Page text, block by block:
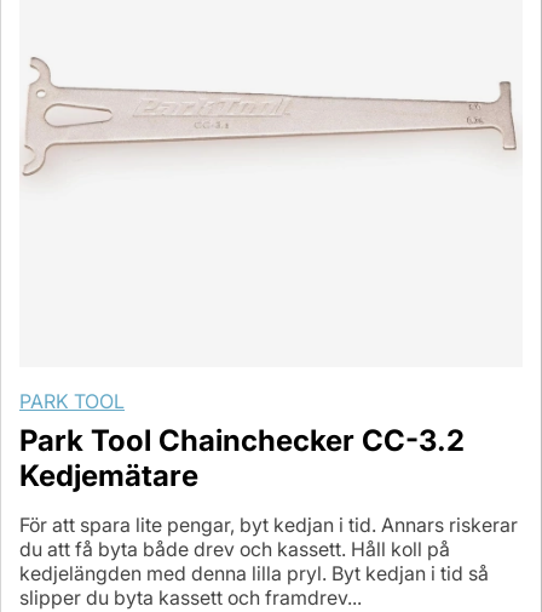
PARK TOOL
Park Tool Chainchecker CC-3.2
Kedjemätare
För att spara lite pengar, byt kedjan i tid. Annars riskerar
du att få byta både drev och kassett. Håll koll på
kedjelängden med denna lilla pryl. Byt kedjan i tid så
slipper du byta kassett och framdrev...